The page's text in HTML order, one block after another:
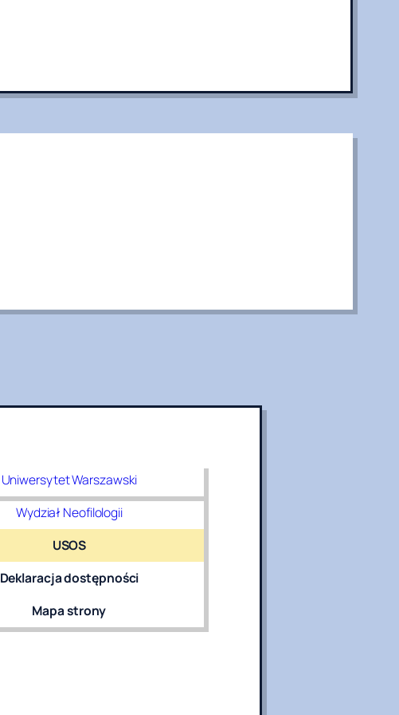
Uniwersytet Warszawski
Wydział Neofilologii
USOS
Deklaracja dostępności
Mapa strony